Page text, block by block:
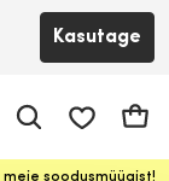
Kasutage
soodusmüügist!